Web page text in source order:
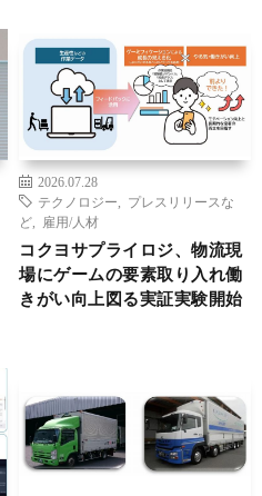
2026.07.28
テクノロジー
プレスリリースな
ど
雇用/人材
コクヨサプライロジ、物流現
場にゲームの要素取り入れ働
きがい向上図る実証実験開始